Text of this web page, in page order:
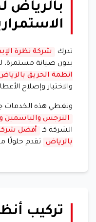
بالرياض
تدرك شركة نظرة
بدون صيانة مستمرة،
انظمة الحريق
والاختبار وإصلاح
وتغطي هذه الخدمات
النرجس والياسمين
الشركة كـ
أفضل شركة
بالرياض
تقدم حلولًا
تركيب